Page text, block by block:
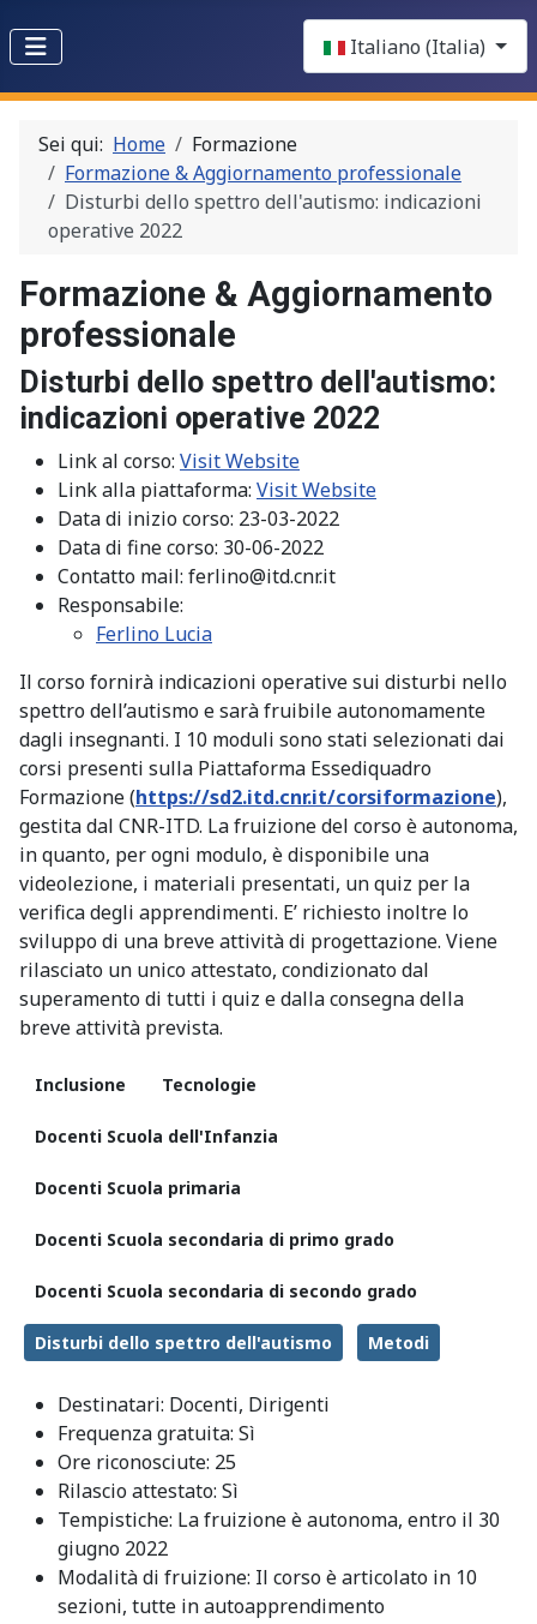
Italiano (Italia)
Sei qui: Home
Formazione
Formazione & Aggiornamento professionale
Disturbi dello spettro dell'autismo: indicazioni
operative 2022
Formazione & Aggiornamento
professionale
Disturbi dello spettro dell'autismo:
indicazioni operative 2022
Link al corso: Visit Website
Link alla piattaforma: Visit Website
Data di inizio corso: 23-03-2022
Data di fine corso: 30-06-2022
Contatto mail: ferlino@itd.cnr.it
Responsabile:
Ferlino Lucia
Il corso fornirà indicazioni operative sui disturbi nello
spettro dell’autismo e sarà fruibile autonomamente
dagli insegnanti. I 10 moduli sono stati selezionati dai
corsi presenti sulla Piattaforma Essediquadro
Formazione (https://sd2.itd.cnr.it/corsiformazione),
gestita dal CNR-ITD. La fruizione del corso è autonoma,
in quanto, per ogni modulo, è disponibile una
videolezione, i materiali presentati, un quiz per la
verifica degli apprendimenti. E’ richiesto inoltre lo
sviluppo di una breve attività di progettazione. Viene
rilasciato un unico attestato, condizionato dal
superamento di tutti i quiz e dalla consegna della
breve attività prevista.
Dettagli
Inclusione Tecnologie
Docenti Scuola dell'Infanzia
Docenti Scuola primaria
Docenti Scuola secondaria di primo grado
Docenti Scuola secondaria di secondo grado
Disturbi dello spettro dell'autismo Metodi
Destinatari: Docenti, Dirigenti
Frequenza gratuita: Sì
Ore riconosciute: 25
Rilascio attestato: Sì
Tempistiche: La fruizione è autonoma, entro il 30
giugno 2022
Modalità di fruizione: Il corso è articolato in 10
sezioni, tutte in autoapprendimento